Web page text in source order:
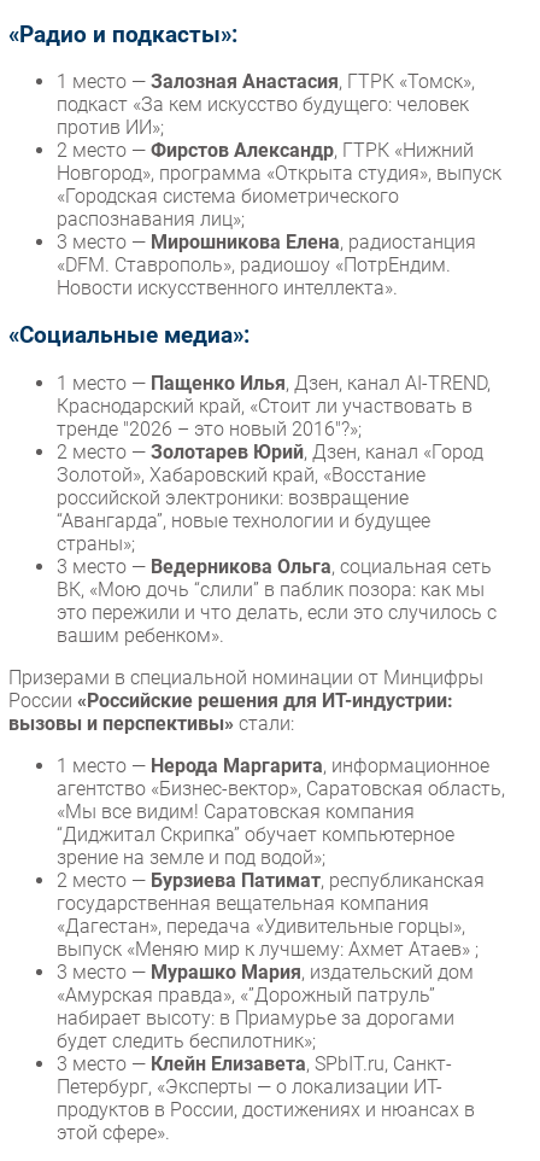
«Радио и подкасты»:
1 место — Залозная Анастасия, ГТРК «Томск»,
подкаст «За кем искусство будущего: человек
против ИИ»;
2 место — Фирстов Александр, ГТРК «Нижний
Новгород», программа «Открыта студия», выпуск
«Городская система биометрического
распознавания лиц»;
3 место — Мирошникова Елена, радиостанция
«DFM. Ставрополь», радиошоу «ПотрЕндим.
Новости искусственного интеллекта».
«Социальные медиа»:
1 место — Пащенко Илья, Дзен, канал AI-TREND,
Краснодарский край, «Стоит ли участвовать в
тренде "2026 – это новый 2016"?»;
2 место — Золотарев Юрий, Дзен, канал «Город
Зoлотой», Хабаровский край, «Восстание
российской электроники: возвращение
“Авангарда”, новые технологии и будущее
страны»;
3 место — Ведерникова Ольга, социальная сеть
ВК, «Мою дочь “слили” в паблик позора: как мы
это пережили и что делать, если это случилось с
вашим ребенком».
Призерами в специальной номинации от Минцифры
России «Российские решения для ИТ-индустрии:
вызовы и перспективы» стали:
1 место — Нерода Маргарита, информационное
агентство «Бизнес-вектор», Саратовская область,
«Мы все видим! Саратовская компания
“Диджитал Скрипка” обучает компьютерное
зрение на земле и под водой»;
2 место — Бурзиева Патимат, республиканская
государственная вещательная компания
«Дагестан», передача «Удивительные горцы»,
выпуск «Меняю мир к лучшему: Ахмет Атаев» ;
3 место — Мурашко Мария, издательский дом
«Амурская правда», «”Дорожный патруль”
набирает высоту: в Приамурье за дорогами
будет следить беспилотник»;
3 место — Клейн Елизавета, SPbIT.ru, Санкт-
Петербург, «Эксперты — о локализации ИТ-
продуктов в России, достижениях и нюансах в
этой сфере».